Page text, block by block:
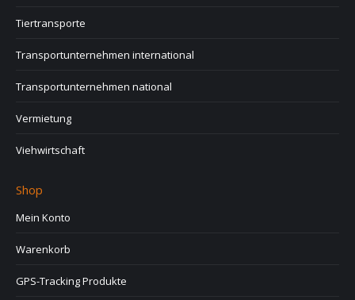
Tiertransporte
Transportunternehmen international
Transportunternehmen national
Vermietung
Viehwirtschaft
Shop
Mein Konto
Warenkorb
GPS-Tracking Produkte